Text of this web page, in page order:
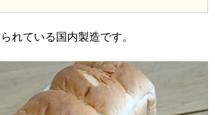
れている国内製造です。